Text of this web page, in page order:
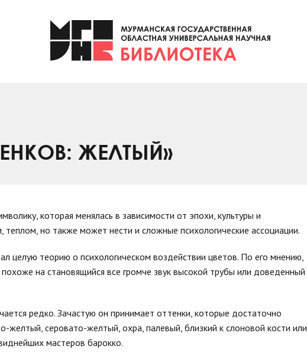
ЖЕЛТЫЙ»
которая менялась в зависимости от эпохи, культуры и
но также может нести и сложные психологические ассоциации.
целую теорию о психологическом воздействии цветов. По его мнению,
на становящийся все громче звук высокой трубы или доведенный
редко. Зачастую он принимает оттенки, которые достаточно
серовато-желтый, охра, палевый, близкий к слоновой кости или
мастеров барокко.